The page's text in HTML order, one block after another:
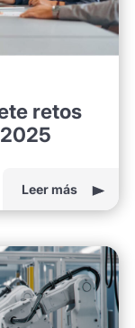
retos
Leer más